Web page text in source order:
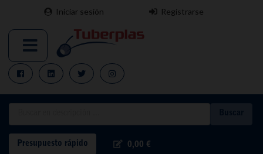
Iniciar sesión Registrarse
Presupuesto rápido 0,00 €